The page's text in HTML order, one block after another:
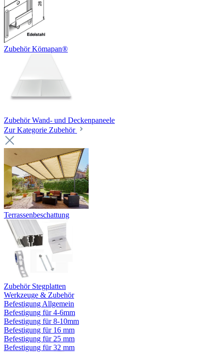
Zubehör Kömapan®
Zubehör Wand- und Deckenpaneele
Zur Kategorie Zubehör
Terrassenbeschattung
Zubehör Stegplatten
Werkzeuge & Zubehör
Befestigung Allgemein
Befestigung für 4-6mm
Befestigung für 8-10mm
Befestigung für 16 mm
Befestigung für 25 mm
Befestigung für 32 mm